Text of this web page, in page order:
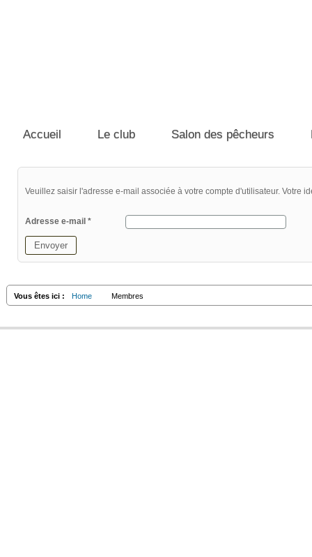
Accueil Le club Salon des pêcheurs
Veuillez saisir l'adresse e-mail associée à votre compte d'utilisateur. Votre
Adresse e-mail *
Envoyer
Vous êtes ici : Home Membres